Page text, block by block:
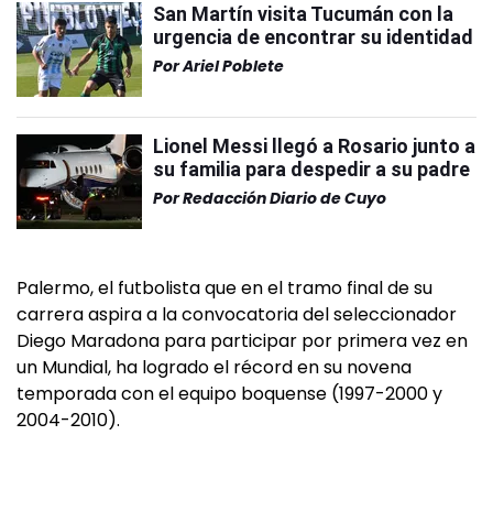
San Martín visita Tucumán con la
urgencia de encontrar su identidad
PorAriel Poblete
Lionel Messi llegó a Rosario junto a
su familia para despedir a su padre
PorRedacción Diario de Cuyo
Palermo, el futbolista que en el tramo final de su
carrera aspira a la convocatoria del seleccionador
Diego Maradona para participar por primera vez en
un Mundial, ha logrado el récord en su novena
temporada con el equipo boquense (1997-2000 y
2004-2010).